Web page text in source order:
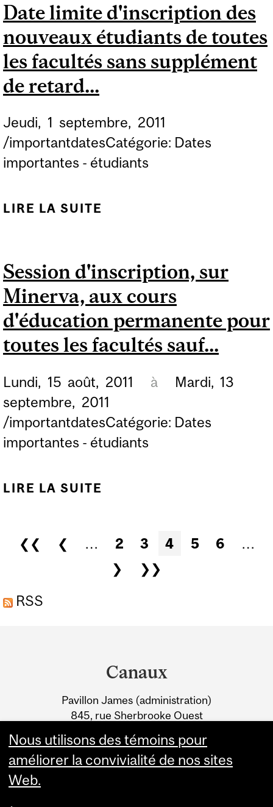
DE GESTION DES
TRIMESTRES
D'AUTOMNE 2011 ET
D'HIVER 2012 POUR LES
CYCLE QUI ENTAMENT
LEUR 3 ANNÉE (U3)...
Date limite d'inscription des
nouveaux étudiants de toutes
les facultés sans supplément
de retard...
Jeudi, 1 septembre, 2011
/importantdatesCatégorie: Dates
importantes - étudiants
LIRE LA SUITE
DE TOUTES LES
FACULTÉS SANS
SUPPLÉMENT DE
RETARD...
Session d'inscription, sur
Minerva, aux cours
d'éducation permanente pour
toutes les facultés sauf...
Lundi, 15 août, 2011 à Mardi, 13
septembre, 2011
/importantdatesCatégorie: Dates
importantes - étudiants
LIRE LA SUITE
D'ÉDUCATION
PERMANENTE POUR
Pages
❮❮ ❮ … 2 3 4 5 6
…
❯
❯❯
RSS
Information
Canaux
Pavillon James (administration)
845, rue Sherbrooke Ouest
Nous utilisons des témoins pour
améliorer la convivialité de nos sites
Web.